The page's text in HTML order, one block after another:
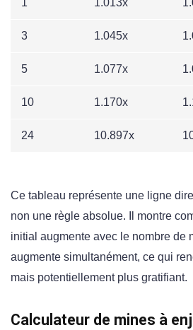
3 1.045x
5 1.077x
10 1.170x
24 10.897x
Ce tableau représente une ligne
non une règle absolue. Il montre
initial augmente avec le nombre de
augmente simultanément, ce qui
mais potentiellement plus gratifiant.
Calculateur de mines à